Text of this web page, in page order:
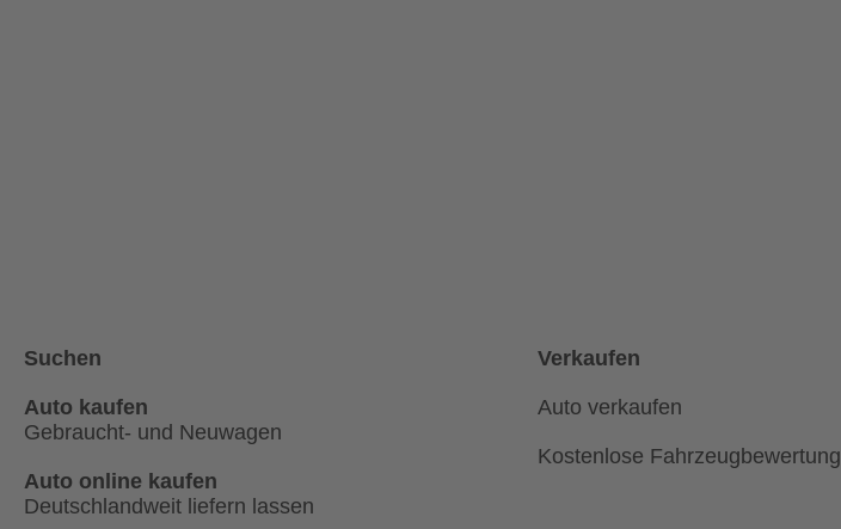
Suchen
Auto kaufen
Gebraucht- und Neuwagen
Auto online kaufen
Deutschlandweit liefern lassen
Verkaufen
Auto verkaufen
Kostenlose Fahrzeugbewertung